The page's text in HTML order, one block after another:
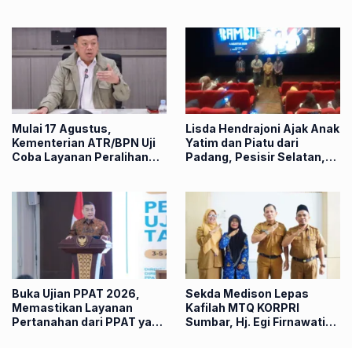
Mulai 17 Agustus,
Kementerian ATR/BPN Uji
Coba Layanan Peralihan
Lisda Hendrajoni Ajak Anak
Yatim dan Piatu dari
Padang, Pesisir Selatan,
Buka Ujian PPAT 2026,
Memastikan Layanan
Pertanahan dari PPAT yang
Sekda Medison Lepas
Kafilah MTQ KORPRI
Sumbar, Hj. Egi Firnawati